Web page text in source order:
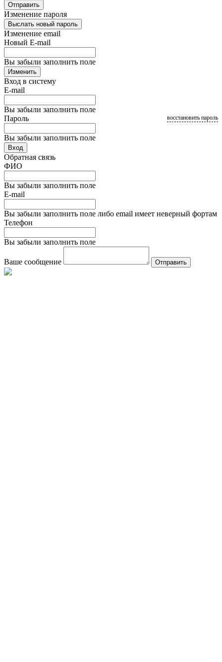
Отправить
Изменение пароля
Выслать новый пароль
Изменение email
Новый E-mail
Вы забыли заполнить поле
Изменить
Вход в систему
E-mail
Вы забыли заполнить поле
Пароль
Вы забыли заполнить поле
восстановить пароль
Вход
Обратная связь
ФИО
Вы забыли заполнить поле
E-mail
Вы забыли заполнить поле либо email имеет неверный фортам
Телефон
Вы забыли заполнить поле
Ваше сообщение Отправить